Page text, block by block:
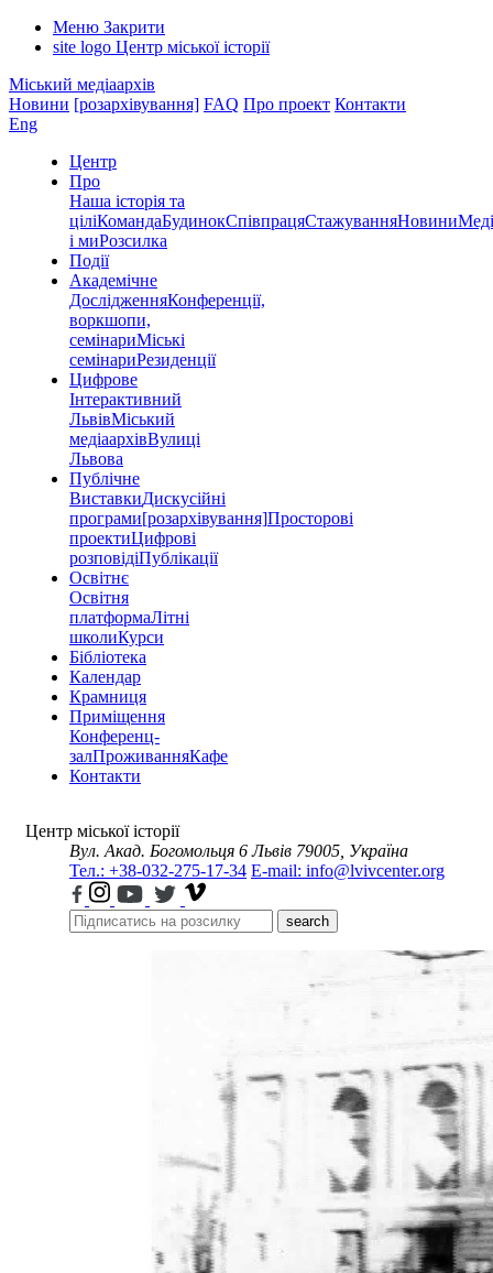
Меню Закрити
site logo Центр міської історії
Міський медіаархів
Новини [розархівування] FAQ Про проект Контакти
Eng
Центр
Про
Наша історія та
ціліКомандаБудинокСпівпрацяСтажуванняНовини
і миРозсилка
Події
Академічне
ДослідженняКонференції,
воркшопи,
семінариМіські
семінариРезиденції
Цифрове
Інтерактивний
ЛьвівМіський
медіаархівВулиці
Львова
Публічне
ВиставкиДискусійні
програми[розархівування]Просторові
проектиЦифрові
розповідіПублікації
Освітнє
Освітня
платформаЛітні
школиКурси
Бібліотека
Календар
Крамниця
Приміщення
Конференц-
залПроживанняКафе
Контакти
Центр міської історії
Вул. Акад. Богомольця 6 Львів 79005, Україна
Тел.: +38-032-275-17-34 E-mail: info@lvivcenter.org
search